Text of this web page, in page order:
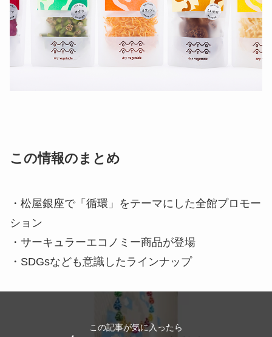
この情報のまとめ
・松屋銀座で「循環」をテーマにした全館プロモー
ション
・サーキュラーエコノミー商品が登場
・SDGsなども意識したラインナップ
この記事が気に入ったら